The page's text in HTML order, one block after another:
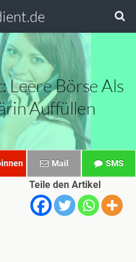
Leere Börse Als
Auffüllen
Mail SMS
Teile den Artikel